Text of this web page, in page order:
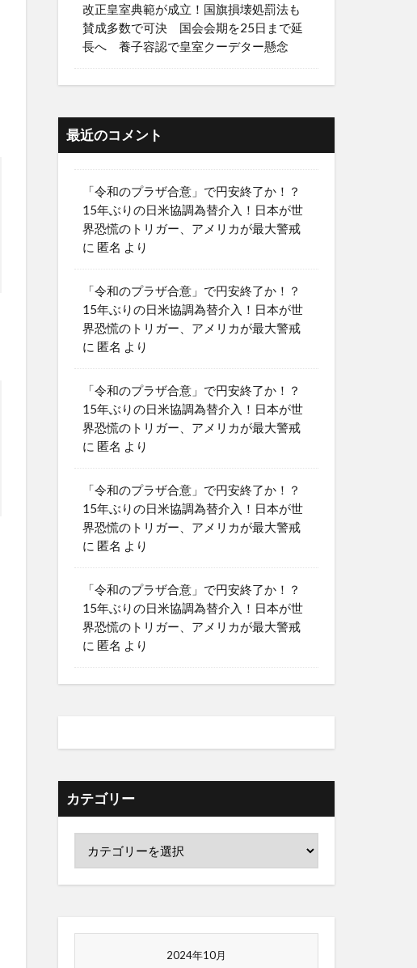
改正皇室典範が成立！国旗損壊処罰法も
賛成多数で可決 国会会期を25日まで延
長へ 養子容認で皇室クーデター懸念
最近のコメント
「令和のプラザ合意」で円安終了か！？
15年ぶりの日米協調為替介入！日本が世
界恐慌のトリガー、アメリカが最大警戒
に 匿名 より
「令和のプラザ合意」で円安終了か！？
15年ぶりの日米協調為替介入！日本が世
界恐慌のトリガー、アメリカが最大警戒
に 匿名 より
「令和のプラザ合意」で円安終了か！？
15年ぶりの日米協調為替介入！日本が世
界恐慌のトリガー、アメリカが最大警戒
に 匿名 より
「令和のプラザ合意」で円安終了か！？
15年ぶりの日米協調為替介入！日本が世
界恐慌のトリガー、アメリカが最大警戒
に 匿名 より
「令和のプラザ合意」で円安終了か！？
15年ぶりの日米協調為替介入！日本が世
界恐慌のトリガー、アメリカが最大警戒
に 匿名 より
カテゴリー
2024年10月